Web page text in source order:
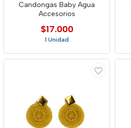
Candongas Baby Agua
Accesorios
$17.000
1 Unidad